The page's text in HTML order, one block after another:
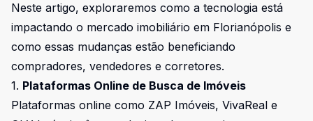
Neste artigo, exploraremos como a tecnologia está
impactando o mercado imobiliário em Florianópolis e
como essas mudanças estão beneficiando
compradores, vendedores e corretores.
1. Plataformas Online de Busca de Imóveis
Plataformas online como ZAP Imóveis, VivaReal e